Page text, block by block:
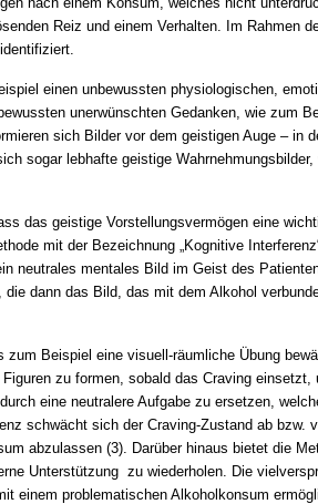
nach einem Konsum, welches nicht
Reiz und einem Verhalten. Im Rahmen
einen unbewussten physiologischen,
unerwünschten Gedanken, wie zum
sich Bilder vor dem geistigen Auge – in
sogar lebhafte geistige
das geistige Vorstellungsvermögen eine
mit der Bezeichnung „Kognitive
neutrales mentales Bild im Geist des
dann das Bild, das mit dem Alkohol
Beispiel eine visuell-räumliche Übung
zu formen, sobald das Craving einsetzt,
eine neutralere Aufgabe zu ersetzen,
schwächt sich der Craving-Zustand ab bzw.
abzulassen (3). Darüber hinaus bietet die
Unterstützung zu wiederholen. Die
einem problematischen Alkoholkonsum